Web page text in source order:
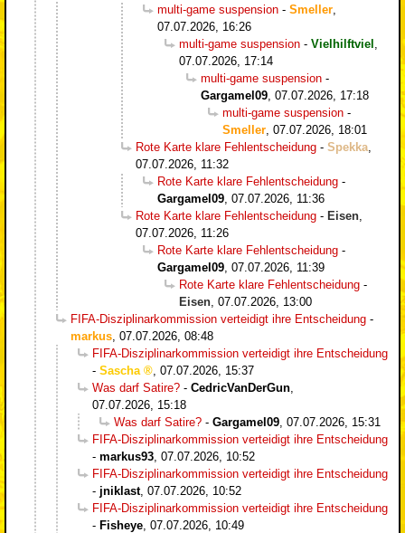
multi-game suspension - Smeller
07.07.2026, 16:26
multi-game suspension - Vielhilftviel
07.07.2026, 17:14
multi-game suspension -
Gargamel09 07.07.2026, 17:18
multi-game suspension -
Smeller 07.07.2026, 18:01
Rote Karte klare Fehlentscheidung - Spekka
07.07.2026, 11:32
Rote Karte klare Fehlentscheidung -
Gargamel09 07.07.2026, 11:36
Rote Karte klare Fehlentscheidung - Eisen
07.07.2026, 11:26
Rote Karte klare Fehlentscheidung -
Gargamel09 07.07.2026, 11:39
Rote Karte klare Fehlentscheidung -
Eisen 07.07.2026, 13:00
FIFA-Disziplinarkommission verteidigt ihre Entscheidung -
markus 07.07.2026, 08:48
FIFA-Disziplinarkommission verteidigt ihre Entscheidung
- Sascha
07.07.2026, 15:37
Was darf Satire? - CedricVanDerGun
07.07.2026, 15:18
Was darf Satire? - Gargamel09 07.07.2026, 15:31
FIFA-Disziplinarkommission verteidigt ihre Entscheidung
- markus93 07.07.2026, 10:52
FIFA-Disziplinarkommission verteidigt ihre Entscheidung
- jniklast, 07.07.2026, 10:52
FIFA-Disziplinarkommission verteidigt ihre Entscheidung
- Fisheye 07.07.2026, 10:49